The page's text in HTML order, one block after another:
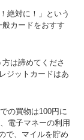
絶対に！」という
カードをおすす
は諦めてくださ
ジットカードはあ
の買物は100円に
電子マネーの利用
で、マイルを貯め